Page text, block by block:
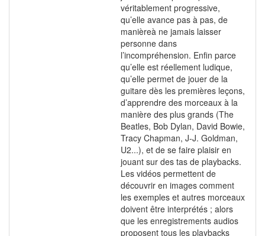
véritablement progressive,
qu’elle avance pas à pas, de
manièreà ne jamais laisser
personne dans
l’incompréhension. Enfin parce
qu’elle est réellement ludique,
qu’elle permet de jouer de la
guitare dès les premières leçons,
d’apprendre des morceaux à la
manière des plus grands (The
Beatles, Bob Dylan, David Bowie,
Tracy Chapman, J-J. Goldman,
U2...), et de se faire plaisir en
jouant sur des tas de playbacks.
Les vidéos permettent de
découvrir en images comment
les exemples et autres morceaux
doivent être interprétés ; alors
que les enregistrements audios
proposent tous les playbacks